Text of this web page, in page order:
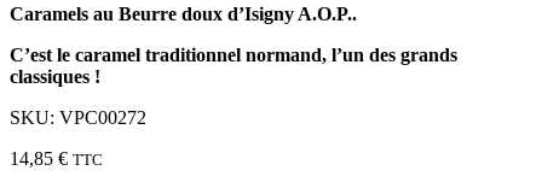
Caramels au Beurre doux d’Isigny A.O.P..
C’est le caramel traditionnel normand, l’un des grands
classiques !
SKU: VPC00272
14,85 € TTC